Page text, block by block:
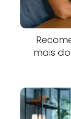
mais